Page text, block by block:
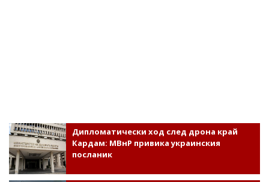
Дипломатически ход след дрона край
Кардам: МВнР привика украинския
посланик